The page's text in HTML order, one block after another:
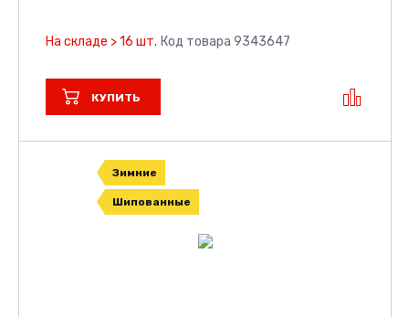
На складе > 16 шт. Код товара 9343647
КУПИТЬ
Зимние
Шипованные